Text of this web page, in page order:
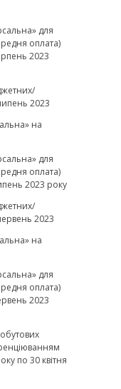
для
оплата)
2023
2023
на
для
оплата)
2023 року
2023
на
для
оплата)
2023
по 30 квітня